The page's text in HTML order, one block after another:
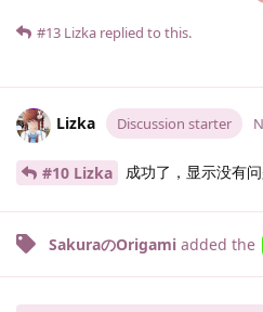
#13 Lizka replied to this.
Lizka Discussion starter
#10 Lizka 成功了，显示没有
SakuraのOrigami added the